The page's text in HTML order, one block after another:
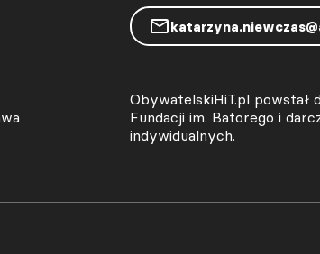
ObywatelskiHiT.pl powstał
Fundacji im. Batorego i
indywidualnych.